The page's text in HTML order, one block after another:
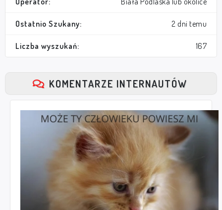
Ostatnio Szukany: 2 dni temu
Liczba wyszukań: 167
KOMENTARZE INTERNAUTÓW